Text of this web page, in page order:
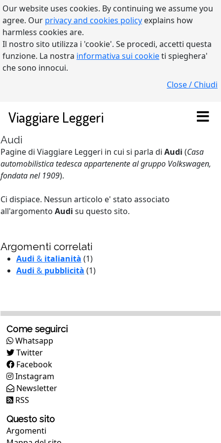
Our website uses cookies. By continuing we assume you
agree. Our privacy and cookies policy explains how
harmless cookies are.
Il nostro sito utilizza i 'cookie'. Se procedi, accetti questa
funzione. La nostra informativa sui cookieti spieghera'
che sono innocui.
Close / Chiudi
Viaggiare Leggeri
Audi
Pagine di Viaggiare Leggeri in cui si parla di Audi (Casa
automobilistica tedesca appartenente al gruppo Volkswagen,
fondata nel 1909).
Ci dispiace. Nessun articolo e' stato associato
all'argomento Audi su questo sito.
Argomenti correlati
Audi & italianità (1)
Audi & pubblicità (1)
Come seguirci
Whatsapp
Twitter
Facebook
Instagram
Newsletter
RSS
Questo sito
Argomenti